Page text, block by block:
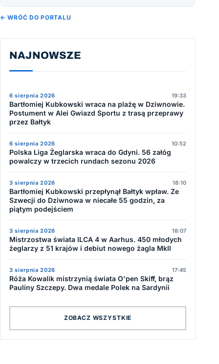
← WRÓĆ DO PORTALU
NAJNOWSZE
6 sierpnia 2026 19:33
Bartłomiej Kubkowski wraca na plażę w Dziwnowie.
Postument w Alei Gwiazd Sportu z trasą przeprawy
przez Bałtyk
6 sierpnia 2026 10:52
Polska Liga Żeglarska wraca do Gdyni. 56 załóg
powalczy w trzecich rundach sezonu 2026
3 sierpnia 2026 18:10
Bartłomiej Kubkowski przepłynął Bałtyk wpław. Ze
Szwecji do Dziwnowa w niecałe 55 godzin, za
piątym podejściem
3 sierpnia 2026 18:07
Mistrzostwa świata ILCA 4 w Aarhus. 450 młodych
żeglarzy z 51 krajów i debiut nowego żagla MkII
3 sierpnia 2026 17:45
Róża Kowalik mistrzynią świata O'pen Skiff, brąz
Pauliny Szczepy. Dwa medale Polek na Sardynii
ZOBACZ WSZYSTKIE